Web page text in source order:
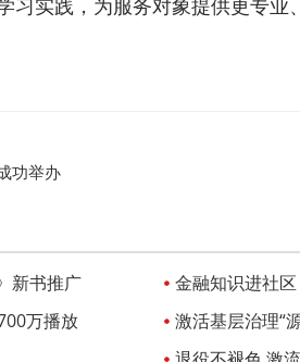
实践，为服务对象提供更专业
功举办
新书推广
金融知识进社
万播放
激活基层治理“